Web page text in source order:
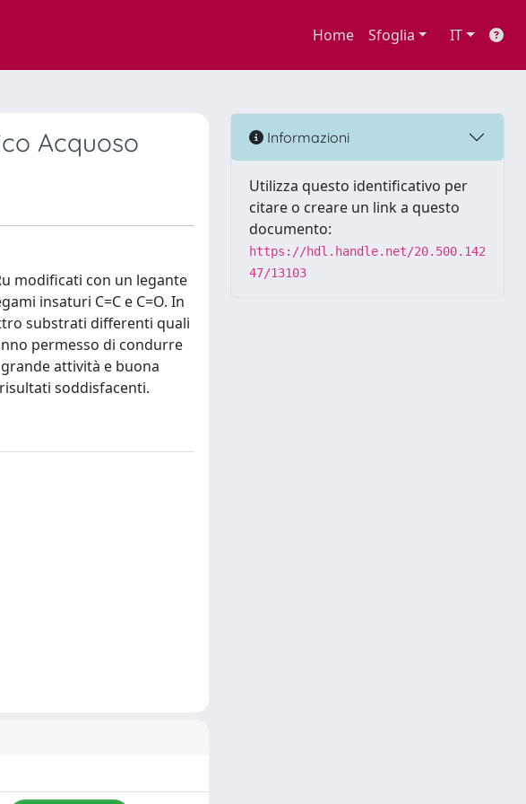
Home Sfoglia IT
Acquoso
modificati con un legante
insaturi C=C e C=O. In
substrati differenti quali
permesso di condurre
attività e buona
soddisfacenti.
Informazioni
Utilizza questo identificativo per
citare o creare un link a questo
documento:
https://hdl.handle.net/20.500.142
47/13103